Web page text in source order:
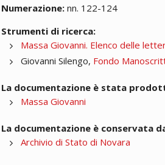
Numerazione: nn. 122-124
Strumenti di ricerca:
Massa Giovanni. Elenco delle
Giovanni Silengo, Fondo
La documentazione è stata
Massa Giovanni
La documentazione è conservata
Archivio di Stato di Novara